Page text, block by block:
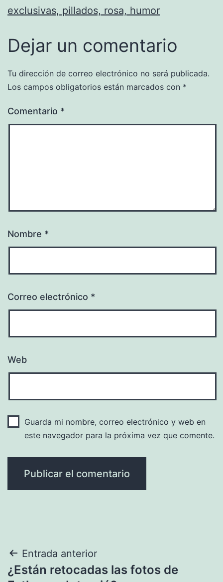
exclusivas, pillados, rosa, humor
Dejar un comentario
Tu dirección de correo electrónico no será publicada.
Los campos obligatorios están marcados con *
Comentario *
Nombre *
Correo electrónico *
Web
Guarda mi nombre, correo electrónico y web en
este navegador para la próxima vez que comente.
Navegación
Entrada anterior
¿Están retocadas las fotos de